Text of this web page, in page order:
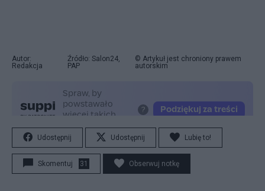
Autor:
Redakcja
Źródło: Salon24,
PAP
© Artykuł jest chroniony prawem
autorskim
Udostępnij Udostępnij Lubię to!
Skomentuj 31 Obserwuj notkę